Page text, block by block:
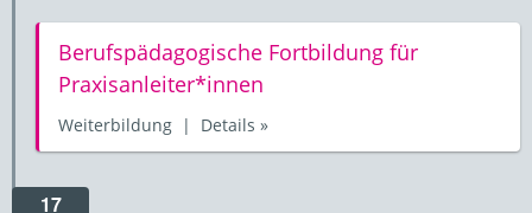
Berufspädagogische Fortbildung für
Praxisanleiter*innen
Weiterbildung | Details »
17